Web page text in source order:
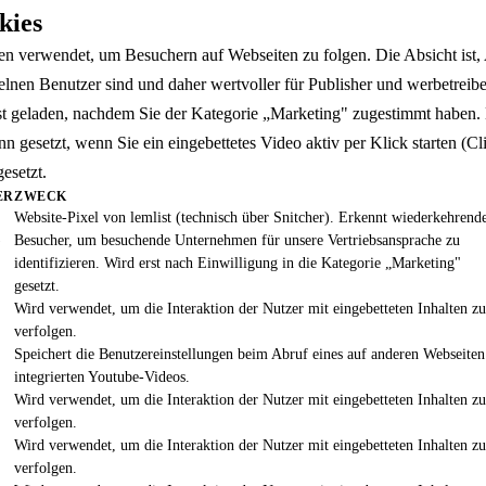
verwendet, um Besuchern auf Webseiten zu folgen. Die Absicht
Benutzer sind und daher wertvoller für Publisher und
geladen, nachdem Sie der Kategorie „Marketing" zugestimmt
gesetzt, wenn Sie ein eingebettetes Video aktiv per Klick starten
ZWECK
Website-Pixel von lemlist (technisch über Snitcher). Erkennt
Besucher, um besuchende Unternehmen für unsere Vertriebsansprache zu
identifizieren. Wird erst nach Einwilligung in die Kategorie „Marketing"
gesetzt.
Wird verwendet, um die Interaktion der Nutzer mit eingebetteten Inhalten zu
verfolgen.
Speichert die Benutzereinstellungen beim Abruf eines auf anderen Webseiten
integrierten Youtube-Videos.
Wird verwendet, um die Interaktion der Nutzer mit eingebetteten Inhalten zu
verfolgen.
Wird verwendet, um die Interaktion der Nutzer mit eingebetteten Inhalten zu
verfolgen.